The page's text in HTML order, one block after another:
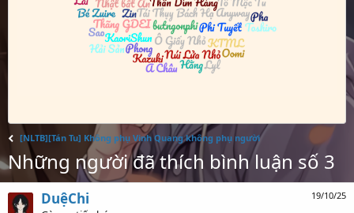
[NLTB][Tán Tu] Không phụ Vinh Quang không phụ người
Những người đã thích bình luận số 3
19/10/25
DuệChi